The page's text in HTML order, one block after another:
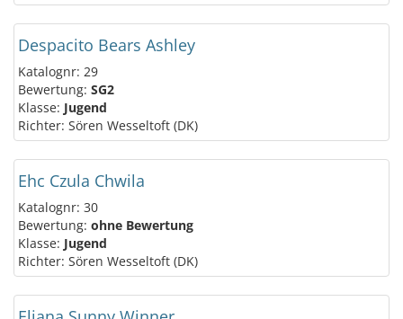
Despacito Bears Ashley
Katalognr: 29
Bewertung: SG2
Klasse: Jugend
Richter: Sören Wesseltoft (DK)
Ehc Czula Chwila
Katalognr: 30
Bewertung: ohne Bewertung
Klasse: Jugend
Richter: Sören Wesseltoft (DK)